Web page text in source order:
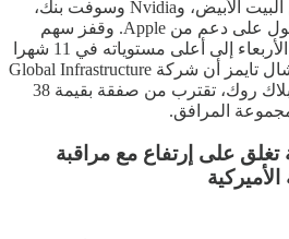
إستثمارات ودعما شعبيا من البيت الأبيض، وNvidia وسوفت بنك،
وتجري حاليا محادثات للحصول على دعم من Apple. وقفز سهم
AES بنسبة 17% في جلسة الأربعاء إلى أعلى مستوياته في 11 شهرا
بعد أن ذكرت صحيفة فاينانشال تايمز أن شركة Global Infrastructure
Partners،المملوكة لصندوق بلاك روك، تقترب من صفقة بقيمة 38
المرافق.
تغلق على إرتفاع مع مراقبة